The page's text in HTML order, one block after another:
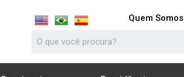
Quem Somos